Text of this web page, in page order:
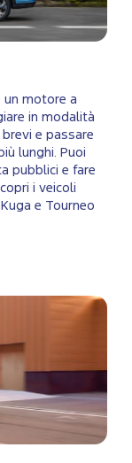
un motore a
in modalità
e passare
lunghi. Puoi
pubblici e fare
i veicoli
e Tourneo